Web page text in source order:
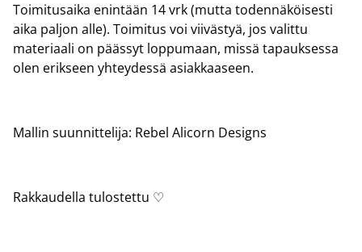
Toimitusaika enintään 14 vrk (mutta todennäköisesti
aika paljon alle). Toimitus voi viivästyä, jos valittu
materiaali on päässyt loppumaan, missä tapauksessa
olen erikseen yhteydessä asiakkaaseen.
Mallin suunnittelija: Rebel Alicorn Designs
Rakkaudella tulostettu ♡